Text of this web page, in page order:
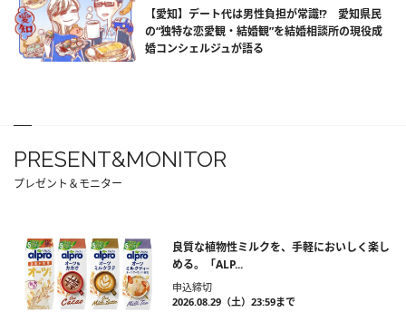
【愛知】デート代は男性負担が常識!? 愛知県民
の“独特な恋愛観・結婚観”を結婚相談所の現役成
婚コンシェルジュが語る
PRESENT&MONITOR
プレゼント＆モニター
良質な植物性ミルクを、手軽においしく楽し
める。「ALP...
申込締切
2026.08.29（土）23:59まで